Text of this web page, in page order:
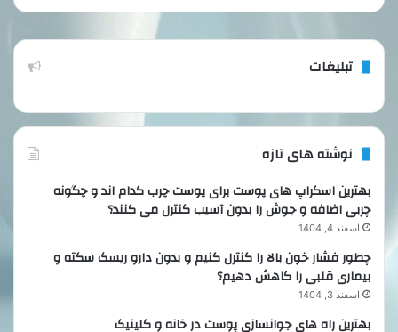
تبلیغات
نوشته های تازه
بهترین اسکراپ های پوست برای پوست چرب کدام اند و چگونه
چربی اضافه و جوش را بدون آسیب کنترل می کنند؟
اسفند 4, 1404
چطور فشار خون بالا را کنترل کنیم و بدون دارو ریسک سکته و
بیماری قلبی را کاهش دهیم؟
اسفند 3, 1404
بهترین راه های جوانسازی پوست در خانه و کلینیک